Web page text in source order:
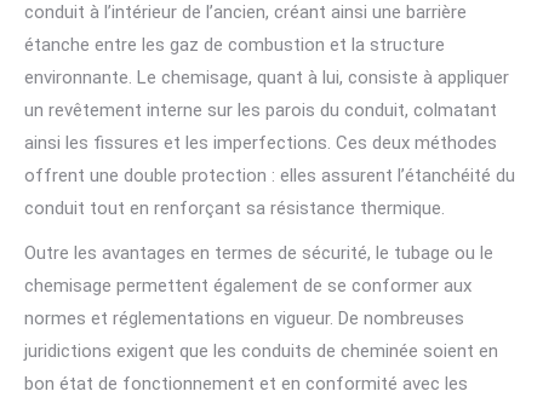
conduit à l’intérieur de l’ancien, créant ainsi une barrière
étanche entre les gaz de combustion et la structure
environnante. Le chemisage, quant à lui, consiste à appliquer
un revêtement interne sur les parois du conduit, colmatant
ainsi les fissures et les imperfections. Ces deux méthodes
offrent une double protection : elles assurent l’étanchéité du
conduit tout en renforçant sa résistance thermique.
Outre les avantages en termes de sécurité, le tubage ou le
chemisage permettent également de se conformer aux
normes et réglementations en vigueur. De nombreuses
juridictions exigent que les conduits de cheminée soient en
bon état de fonctionnement et en conformité avec les